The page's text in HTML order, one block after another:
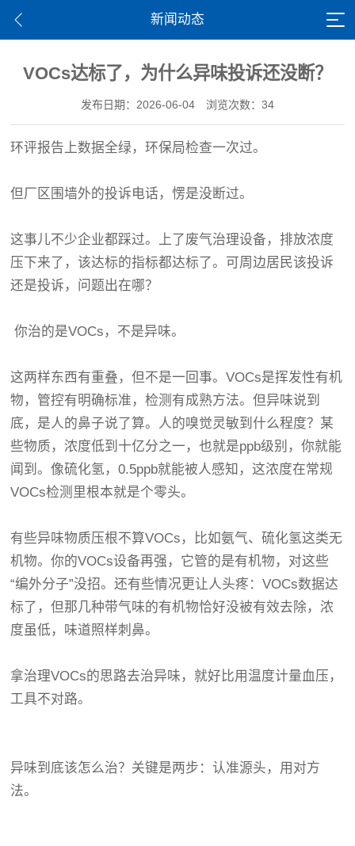
新闻动态
VOCs达标了，为什么异味投诉还没断？
发布日期：2026-06-04 浏览次数：34
环评报告上数据全绿，环保局检查一次过。
但厂区围墙外的投诉电话，愣是没断过。
这事儿不少企业都踩过。上了废气治理设备，排放浓度
压下来了，该达标的指标都达标了。可周边居民该投诉
还是投诉，问题出在哪？
你治的是VOCs，不是异味。
这两样东西有重叠，但不是一回事。VOCs是挥发性有机
物，管控有明确标准，检测有成熟方法。但异味说到
底，是人的鼻子说了算。人的嗅觉灵敏到什么程度？某
些物质，浓度低到十亿分之一，也就是ppb级别，你就能
闻到。像硫化氢，0.5ppb就能被人感知，这浓度在常规
VOCs检测里根本就是个零头。
有些异味物质压根不算VOCs，比如氨气、硫化氢这类无
机物。你的VOCs设备再强，它管的是有机物，对这些
“编外分子”没招。还有些情况更让人头疼：VOCs数据达
标了，但那几种带气味的有机物恰好没被有效去除，浓
度虽低，味道照样刺鼻。
拿治理VOCs的思路去治异味，就好比用温度计量血压，
工具不对路。
异味到底该怎么治？关键是两步：认准源头，用对方
法。